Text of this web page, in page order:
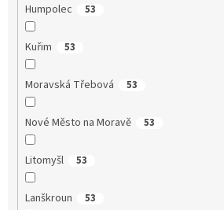
Humpolec 53
Kuřim 53
Moravská Třebová 53
Nové Město na Moravě 53
Litomyšl 53
Lanškroun 53